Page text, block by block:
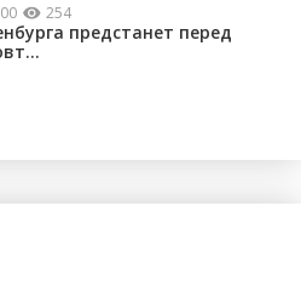
254
предстанет перед